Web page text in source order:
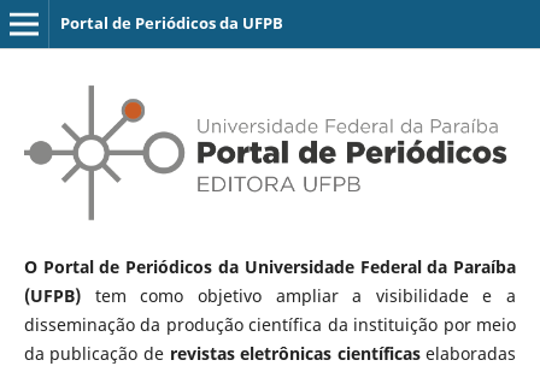
Portal de Periódicos da UFPB
O Portal de Periódicos da Universidade Federal da Paraíba
(UFPB)tem como objetivo ampliar a visibilidade e a
disseminação da produção científica da instituição por meio
da publicação de revistas eletrônicas científicaselaboradas